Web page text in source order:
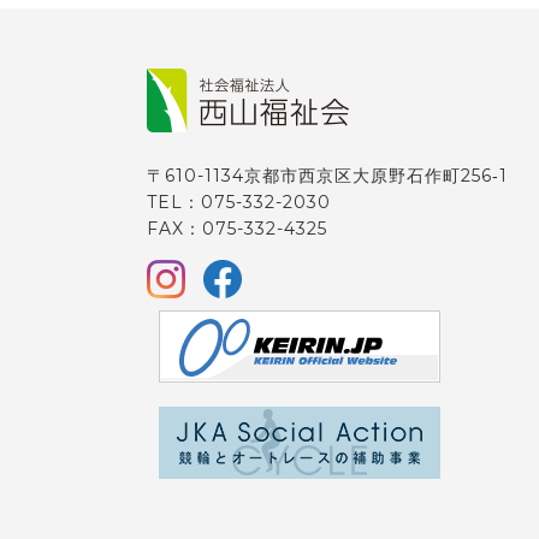
〒610-1134京都市西京区大原野石作町256‐1
TEL：075-332-2030
FAX：075-332-4325